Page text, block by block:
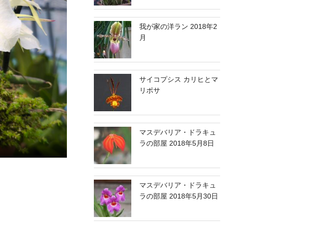
我が家の洋ラン 2018年2
月
サイコプシス カリヒとマ
リポサ
マスデバリア・ドラキュ
ラの部屋 2018年5月8日
マスデバリア・ドラキュ
ラの部屋 2018年5月30日